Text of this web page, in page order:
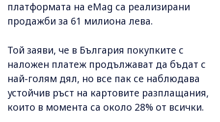
платформата на eMag са реализирани
продажби за 61 милиона лева.
Той заяви, че в България покупките с
наложен платеж продължават да бъдат с
най-голям дял, но все пак се наблюдава
устойчив ръст на картовите разплащания,
които в момента са около 28% от всички.